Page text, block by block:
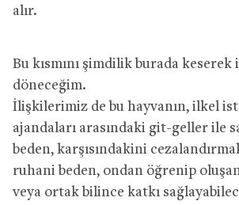
alır.
Bu kısmını şimdilik burada keserek
döneceğim.
İlişkilerimiz de bu hayvanın, ilkel
ajandaları arasındaki git-geller ile
beden, karşısındakini
ruhani beden, ondan öğrenip
veya ortak bilince katkı